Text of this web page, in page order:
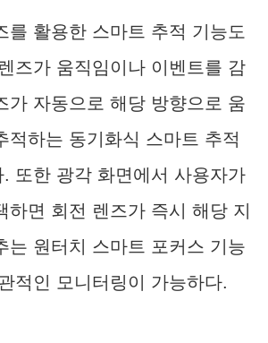
를 활용한 스마트 추적 기능도
즈가 움직임이나 이벤트를 감
가 자동으로 해당 방향으로 움
적하는 동기화식 스마트 추적
또한 광각 화면에서 사용자가
하면 회전 렌즈가 즉시 해당 지
는 원터치 스마트 포커스 기능
적인 모니터링이 가능하다.